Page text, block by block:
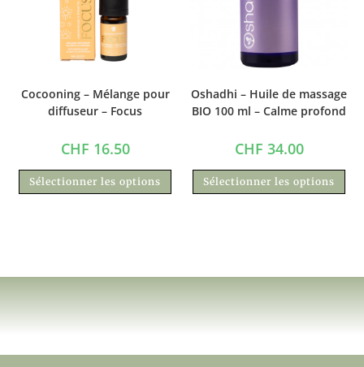
Cocooning – Mélange pour
diffuseur – Focus
CHF 16.50
Sélectionner les options
Oshadhi – Huile de massage
BIO 100 ml – Calme profond
CHF 34.00
Sélectionner les options